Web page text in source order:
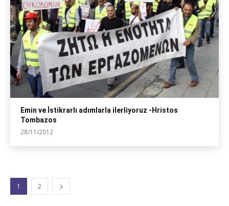
Emin ve İstikrarlı adımlarla ilerliyoruz -Hristos
Tombazos
28/11/2012
1 2